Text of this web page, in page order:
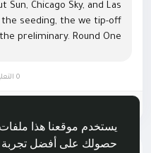
يستخدم موقعنا هذا
حصولك على أفضل تجربة
Chicago Sky, and Las
the seeding, the we tip-off
preliminary. Round One
0 التعليقات
لا يوجد